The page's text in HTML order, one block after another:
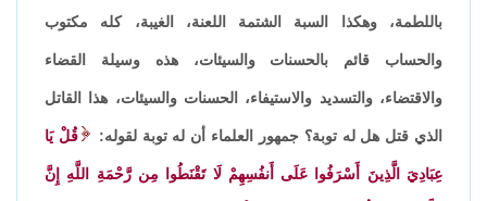
باللطمة، وهكذا السبة الشتمة اللعنة، الغيبة، كله مكتوب
والحساب قائم بالحسنات والسيئات، هذه وسيلة القضاء
والاقتضاء، والتسديد والاستيفاء، الحسنات والسيئات، هذا القاتل
الذي قتل هل له توبة؟ جمهور العلماء أن له توبة لقوله: قُلْ يَا
عِبَادِيَ الَّذِينَ أَسْرَفُوا عَلَى أَنفُسِهِمْ لَا تَقْنَطُوا مِن رَّحْمَةِ اللَّهِ إِنَّ